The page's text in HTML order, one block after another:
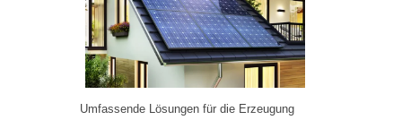
Umfassende Lösungen für die Erzeugung